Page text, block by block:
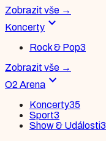
Zobrazit vše →
Koncerty expand_more
Rock & Pop3
Zobrazit vše →
O2 Arena expand_more
Koncerty35
Sport3
Show & Události3